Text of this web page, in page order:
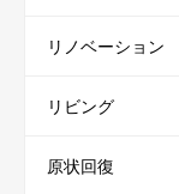
リノベーション
リビング
原状回復